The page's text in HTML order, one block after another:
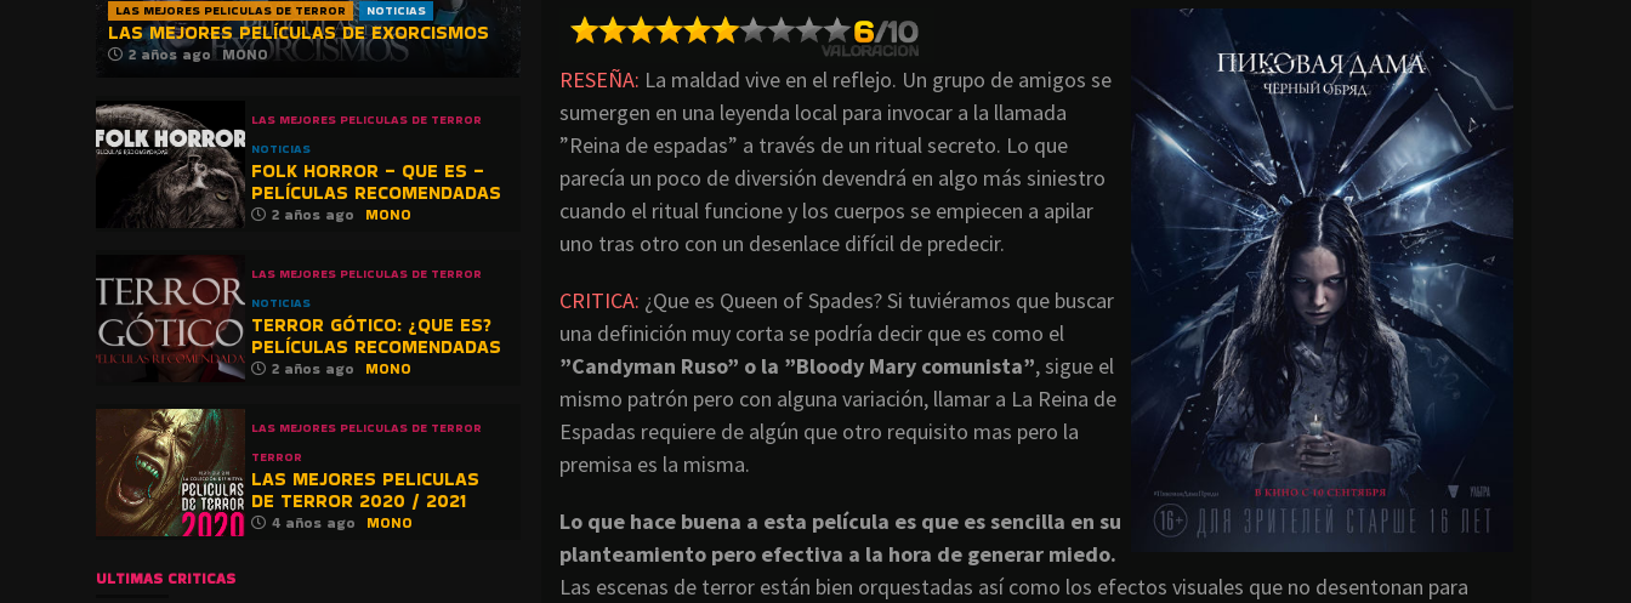
RESEÑA: La maldad vive en el reflejo. Un grupo de amigos se
sumergen en una leyenda local para invocar a la llamada
”Reina de espadas” a través de un ritual secreto. Lo que
parecía un poco de diversión devendrá en algo más siniestro
cuando el ritual funcione y los cuerpos se empiecen a apilar
uno tras otro con un desenlace difícil de predecir.
CRITICA: ¿Que es Queen of Spades? Si tuviéramos que buscar
una definición muy corta se podría decir que es como el
”Candyman Ruso” o la ”Bloody Mary comunista”, sigue el
mismo patrón pero con alguna variación, llamar a La Reina de
Espadas requiere de algún que otro requisito mas pero la
premisa es la misma.
Lo que hace buena a esta película es que es sencilla en su
planteamiento pero efectiva a la hora de generar miedo.
Las escenas de terror están bien orquestadas así como los efectos visuales que no desentonan para
LAS MEJORES PELICULAS DE TERROR NOTICIAS
LAS MEJORES PELÍCULAS DE EXORCISMOS
2 años ago MONO
LAS MEJORES PELICULAS DE TERROR
NOTICIAS
FOLK HORROR – QUE ES –
PELÍCULAS RECOMENDADAS
2 años ago MONO
LAS MEJORES PELICULAS DE TERROR
NOTICIAS
TERROR GÓTICO: ¿QUE ES?
PELÍCULAS RECOMENDADAS
2 años ago MONO
LAS MEJORES PELICULAS DE TERROR
TERROR
LAS MEJORES PELICULAS
DE TERROR 2020 / 2021
4 años ago MONO
ULTIMAS CRITICAS